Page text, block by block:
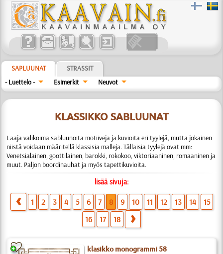
SAPLUUNAT
STRASSIT
- Luettelo -
Esimerkit Neuvot
KLASSIKKO SABLUUNAT
Laaja valikoima sabluunoita motiiveja ja kuvioita eri tyylejä, mutta jokainen
niistä voidaan määritellä klassisia malleja. Tällaisia tyylejä ovat mm:
Venetsialainen, goottilainen, barokki, rokokoo, viktoriaaninen, romaaninen ja
muut. Paljon boordinauhat ja myös tapettikuvioita.
lisää sivuja:
1 2 3 4 5 6 7 8 9 10 11 12 13 14
15
16
17 18
klasikko monogrammi 58